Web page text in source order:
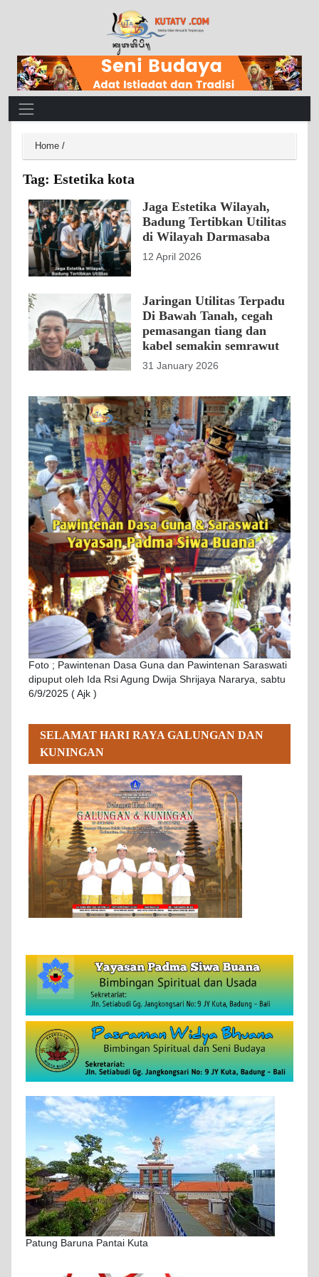
Main Navigation
Home /
Tag: Estetika kota
Jaga Estetika Wilayah,
Badung Tertibkan Utilitas
di Wilayah Darmasaba
12 April 2026
Jaringan Utilitas Terpadu
Di Bawah Tanah, cegah
pemasangan tiang dan
kabel semakin semrawut
31 January 2026
Foto ; Pawintenan Dasa Guna dan Pawintenan Saraswati
dipuput oleh Ida Rsi Agung Dwija Shrijaya Nararya, sabtu
6/9/2025 ( Ajk )
SELAMAT HARI RAYA GALUNGAN DAN
KUNINGAN
Patung Baruna Pantai Kuta